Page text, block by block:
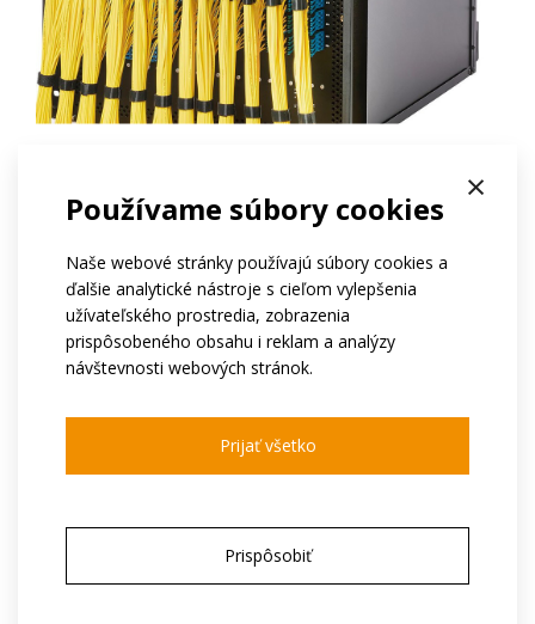
×
Používame súbory cookies
Naše webové stránky používajú súbory cookies a
ďalšie analytické nástroje s cieľom vylepšenia
užívateľského prostredia, zobrazenia
prispôsobeného obsahu i reklam a analýzy
návštevnosti webových stránok.
Prijať všetko
Prispôsobiť
Patentovaná technológia DirectLight&trade;
Rozsah veľkostí a konfigurácií od 8x8 do
576x576
Vynikajúci optický výkon s rýchlym
prepínaním a minimálnymi stratami
efektívne na rýchle prepínanie veľkých objemov dát s
OOO do vašej siete vytvoríte výkonné a nákladovo
efektívne usporiadanie, ktoré vám umožní